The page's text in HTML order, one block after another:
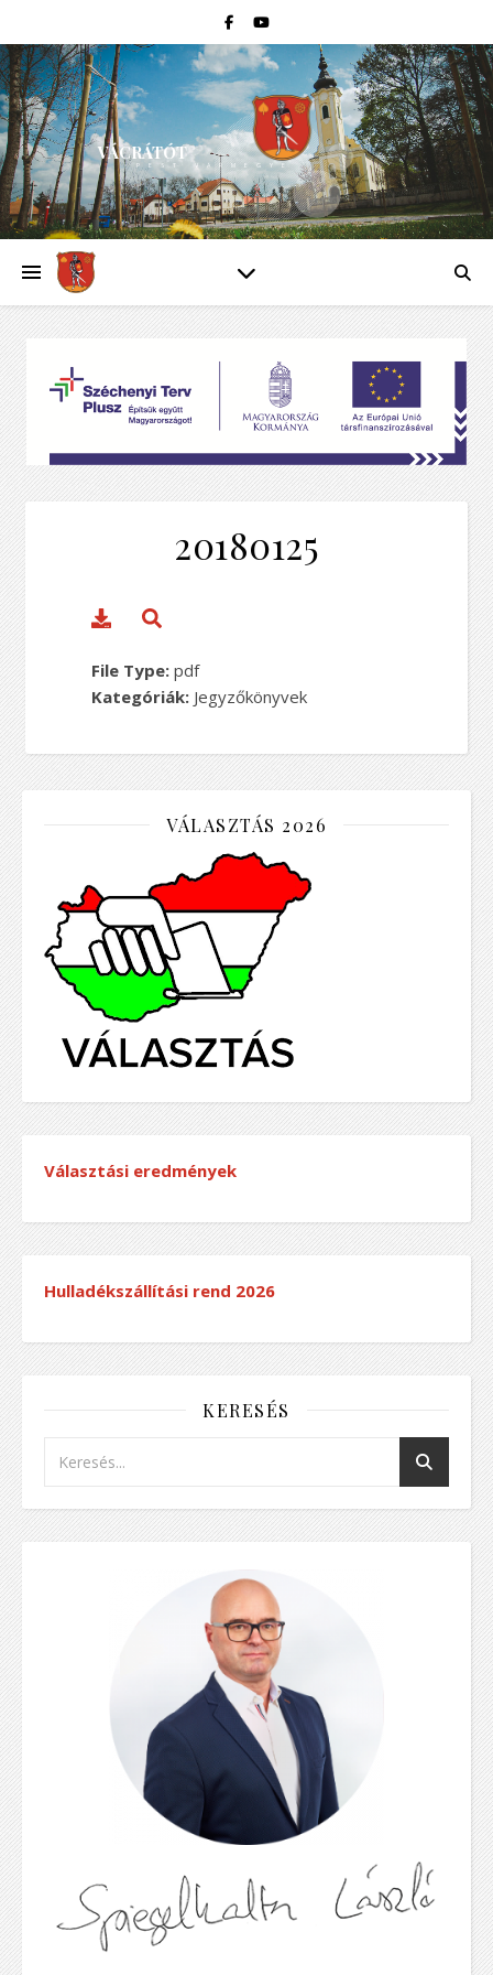
VÁCRÁTÓT
PEST VÁRMEGYE
20180125
File Type: pdf
Kategóriák: Jegyzőkönyvek
VÁLASZTÁS 2026
Választási eredmények
Hulladékszállítási rend 2026
KERESÉS